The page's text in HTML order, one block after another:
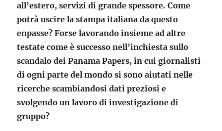
all’estero, servizi di grande spessore. Come
potrà uscire la stampa italiana da questo
enpasse? Forse lavorando insieme ad altre
testate come è successo nell’inchiesta sullo
scandalo dei Panama Papers, in cui giornalisti
di ogni parte del mondo si sono aiutati nelle
ricerche scambiandosi dati preziosi e
svolgendo un lavoro di investigazione di
gruppo?